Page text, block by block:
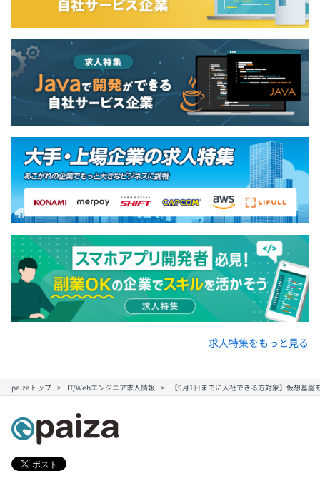
求人特集をもっと見る
paizaトップ IT/Webエンジニア求人情報 【9月1日までに入社できる方対象】仮想基